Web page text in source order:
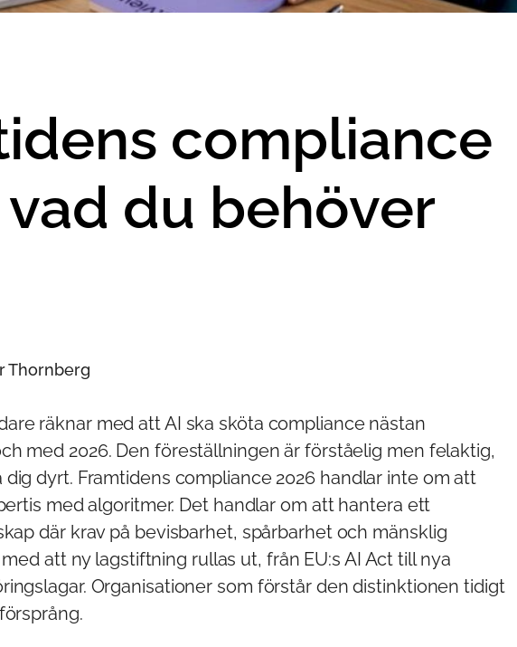
compliance
vad du behöver
Thornberg
räknar med att AI ska sköta compliance nästan
med 2026. Den föreställningen är förståelig men felaktig,
dyrt. Framtidens compliance 2026 handlar inte om att
med algoritmer. Det handlar om att hantera ett
där krav på bevisbarhet, spårbarhet och mänsklig
att ny lagstiftning rullas ut, från EU:s AI Act till nya
Organisationer som förstår den distinktionen tidigt